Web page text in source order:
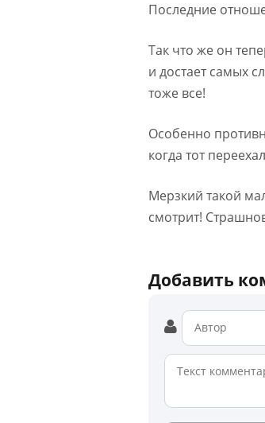
Последние
Так что же он
и достает самых
тоже все!
Особенно
когда тот
Мерзкий такой
смотрит!
Добавить